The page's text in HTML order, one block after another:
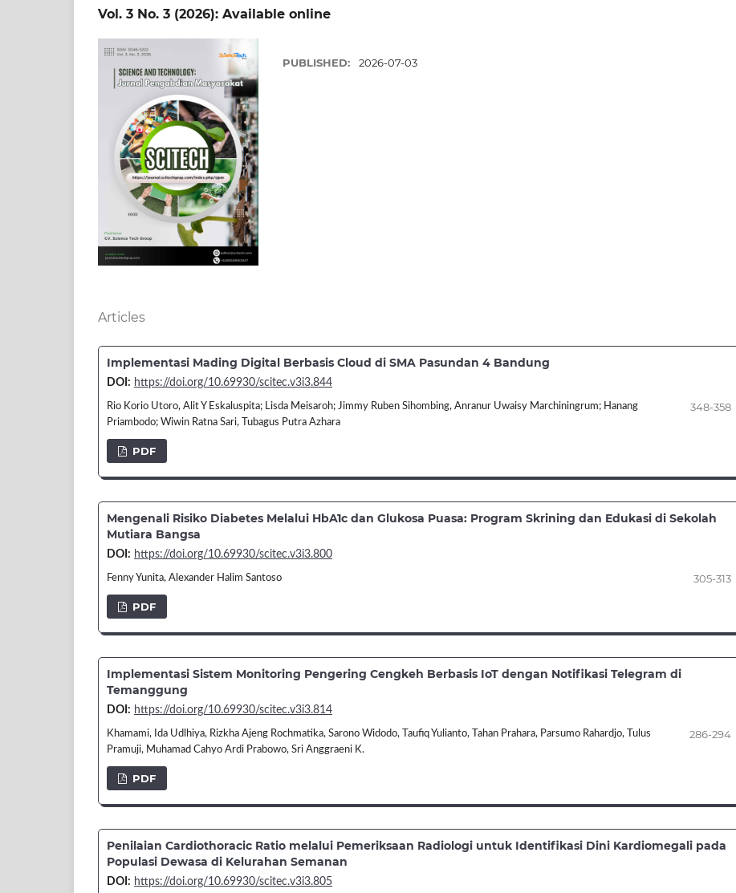
Vol. 3 No. 3 (2026): Available online
PUBLISHED: 2026-07-03
Articles
Implementasi Mading Digital Berbasis Cloud di SMA Pasundan 4 Bandung
DOI: https://doi.org/10.69930/scitec.v3i3.844
Rio Korio Utoro, Alit Y Eskaluspita; Lisda Meisaroh; Jimmy Ruben Sihombing, Anranur Uwaisy Marchiningrum; Hanang
Priambodo; Wiwin Ratna Sari, Tubagus Putra Azhara
348-358
PDF
Mengenali Risiko Diabetes Melalui HbA1c dan Glukosa Puasa: Program Skrining dan Edukasi di Sekolah
Mutiara Bangsa
DOI: https://doi.org/10.69930/scitec.v3i3.800
Fenny Yunita, Alexander Halim Santoso 305-313
PDF
Implementasi Sistem Monitoring Pengering Cengkeh Berbasis IoT dengan Notifikasi Telegram di
Temanggung
DOI: https://doi.org/10.69930/scitec.v3i3.814
Khamami, Ida Udlhiya, Rizkha Ajeng Rochmatika, Sarono Widodo, Taufiq Yulianto, Tahan Prahara, Parsumo Rahardjo, Tulus
Pramuji, Muhamad Cahyo Ardi Prabowo, Sri Anggraeni K.
286-294
PDF
Penilaian Cardiothoracic Ratio melalui Pemeriksaan Radiologi untuk Identifikasi Dini Kardiomegali pada
Populasi Dewasa di Kelurahan Semanan
DOI: https://doi.org/10.69930/scitec.v3i3.805